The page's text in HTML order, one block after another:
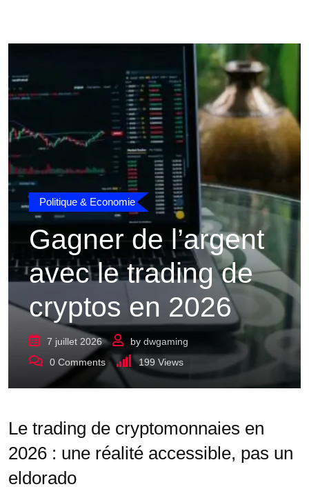
Politique & Economie
Gagner de l’argent
avec le trading de
cryptos en 2026
7 juillet 2026 by dwgaming
0 Comments 199 Views
Le trading de cryptomonnaies en
2026 : une réalité accessible, pas un
eldorado